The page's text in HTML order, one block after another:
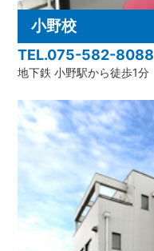
小野校
TEL.075-582-8088
地下鉄 小野駅から徒歩1分